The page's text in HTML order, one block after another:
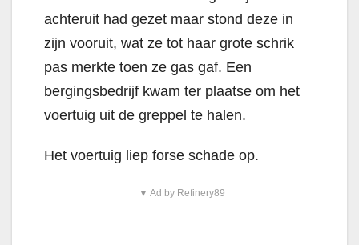
achteruit had gezet maar stond deze in
zijn vooruit, wat ze tot haar grote schrik
pas merkte toen ze gas gaf. Een
bergingsbedrijf kwam ter plaatse om het
voertuig uit de greppel te halen.
Het voertuig liep forse schade op.
▼ Ad by Refinery89